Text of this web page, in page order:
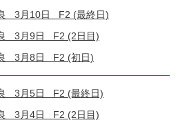
3月10日 F2 (最終日)
3月9日 F2 (2日目)
3月8日 F2 (初日)
3月5日 F2 (最終日)
3月4日 F2 (2日目)